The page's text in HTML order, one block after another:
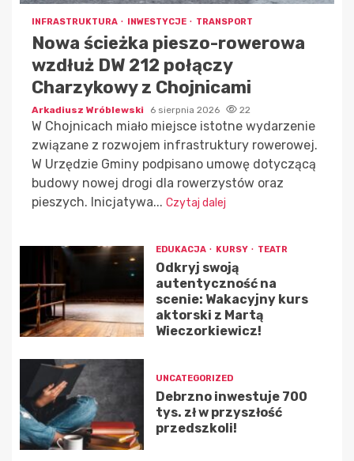
INFRASTRUKTURA INWESTYCJE TRANSPORT
Nowa ścieżka pieszo-rowerowa
wzdłuż DW 212 połączy
Charzykowy z Chojnicami
Arkadiusz Wróblewski 6 sierpnia 2026 22
W Chojnicach miało miejsce istotne wydarzenie
związane z rozwojem infrastruktury rowerowej.
W Urzędzie Gminy podpisano umowę dotyczącą
budowy nowej drogi dla rowerzystów oraz
pieszych. Inicjatywa... Czytaj dalej
EDUKACJA KURSY TEATR
Odkryj swoją
autentyczność na
scenie: Wakacyjny kurs
aktorski z Martą
Wieczorkiewicz!
UNCATEGORIZED
Debrzno inwestuje 700
tys. zł w przyszłość
przedszkoli!